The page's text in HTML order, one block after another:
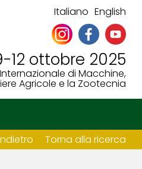
Italiano English
12 ottobre 2025
di Macchine,
Agricole e la Zootecnia
Torna alla ricerca